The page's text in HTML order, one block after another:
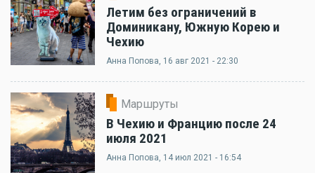
Летим без ограничений в
Доминикану, Южную Корею и
Чехию
Анна Попова, 16 авг 2021 - 22:30
Маршруты
В Чехию и Францию после 24
июля 2021
Анна Попова, 14 июл 2021 - 16:54